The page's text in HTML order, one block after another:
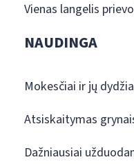
Vienas langelis
NAUDINGA
Mokesčiai ir jų
Atsiskaitymas
Dažniausiai